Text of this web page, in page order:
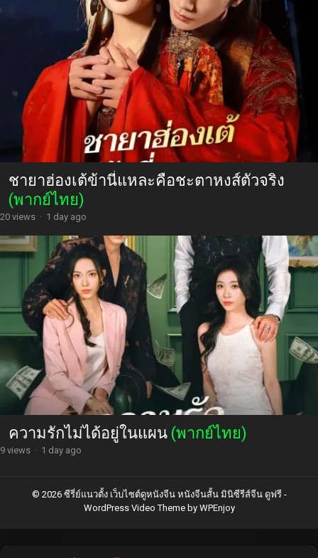
ชายาฮ่องเต้ข้านี่แหละคือชะตาหงส์ตัวจริง
(พากย์ไทย)
20 views · 1 day ago
ความรักไม่ได้อยู่ในแผน (พากย์ไทย)
9 views · 1 day ago
© 2026 ซีรี่ย์แนวตั้ง เว็บไซต์ดูหนังจีน หนังจีนสั้น มินิซีรีส์จีน ดูฟรี -
WordPress Video Themeby WPEnjoy